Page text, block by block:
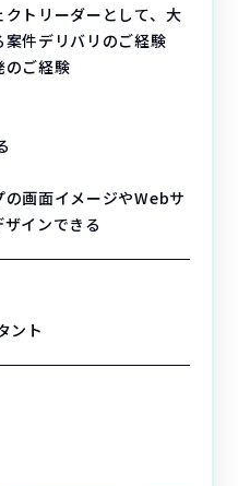
トリーダーとして、大
件デリバリのご経験
のご経験
の画面イメージやWebサ
インできる
ント